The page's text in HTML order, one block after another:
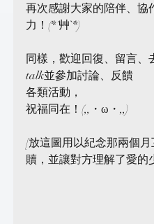
再次感謝大家的陪伴、協
力！(*´艸`*)
同樣，歡迎回復、留言、
talk並參加討論、反饋
各類活動，
祝福同在！(,,・ω・,,)
[放這圖用以紀念那兩個
贖，並讓對方理解了愛的